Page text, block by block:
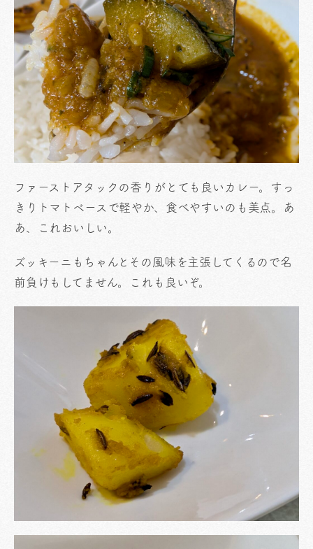
ファーストアタックの香りがとても良いカレー。すっ
きりトマトベースで軽やか、食べやすいのも美点。あ
あ、これおいしい。
ズッキーニもちゃんとその風味を主張してくるので名
前負けもしてません。これも良いぞ。